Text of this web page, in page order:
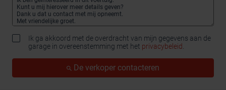
Ik ga akkoord met de overdracht van mijn gegevens aan de
garage in overeenstemming met het privacybeleid.
De verkoper contacteren